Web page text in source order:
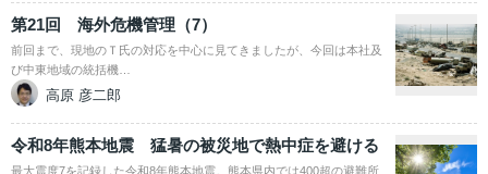
第21回 海外危機管理（7）
前回まで、現地のＴ氏の対応を中心に見てきましたが、今回は本社及
び中東地域の統括機…
高原 彦二郎
令和8年熊本地震 猛暑の被災地で熱中症を避ける
最大震度7を記録した令和8年熊本地震。熊本県内では400超の避難所